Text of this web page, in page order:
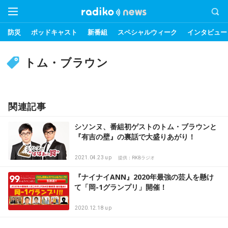
防災 ポッドキャスト 新番組 スペシャルウィーク インタビュー
トム・ブラウン
関連記事
シソンヌ、番組初ゲストのトム・ブラウンと
『有吉の壁』の裏話で大盛りあがり！
2021.04.23 up 提供：RKBラジオ
『ナイナイANN』2020年最強の芸人を懸け
て「岡-1グランプリ」開催！
2020.12.18 up